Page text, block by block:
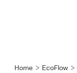
Home > EcoFlow >